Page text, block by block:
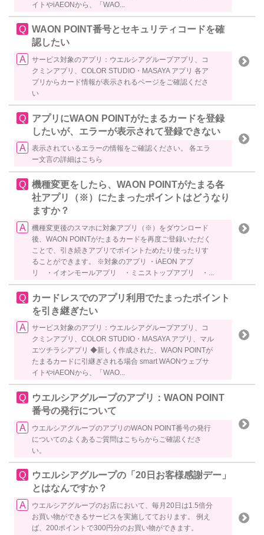
イトやiAEONから、「WAO...
WAON POINT番号とセキュリティコードを確
認したい
サービス対象のアプリ：ウエルシアグループアプリ、コ
クミンアプリ、COLOR STUDIO・MASAYA アプリ 各ア
プリからカード情報が表示されるページをご確認くださ
い
アプリにWAON POINTがたまるカードを登録
したいが、エラーが表示されて登録できない
表示されているエラーの情報をご確認ください。 各エラ
ー文言の詳細はこちら
機種変更をしたら、WAON POINTがたまる各
社アプリ（※）にたまったポイントはどうなり
ますか？
機種変更後のスマホに対象アプリ（※）をダウンロード
後、WAON POINTがたまるカードを再度ご登録いただく
ことで、引き続きアプリでポイントためたり使ったりす
ることができます。 ※対象のアプリ ・iAEON アプ
リ ・イオンモールアプリ ・ミニストップアプリ ・...
カードレスでのアプリ利用でたまったポイント
を引き継ぎたい
サービス対象のアプリ：ウエルシアグループアプリ、コ
クミンアプリ、COLOR STUDIO・MASAYA アプリ、マル
エツチラシアプリ ◆新しく作成された、WAON POINTが
たまるカードに引継ぎされる場合 smart WAONウェブサ
イトやiAEONから、「WAO...
ウエルシアグループのアプリ：WAON POINT
番号の発行について
ウエルシアグループのアプリのWAON POINT番号の発行
についてのよくあるご質問はこちらからご確認くださ
い。
ウエルシアグループの「20日お客様感謝デー」
とはなんですか？
ウエルシアグループのお店において、毎月20日は1.5倍分
お買い物ができるサービスを実施してております。 例え
ば、200ポイントで300円分のお買い物ができます。